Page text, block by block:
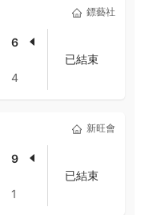
鏢藝社
6
4
已結束
新旺會
9
1
已結束